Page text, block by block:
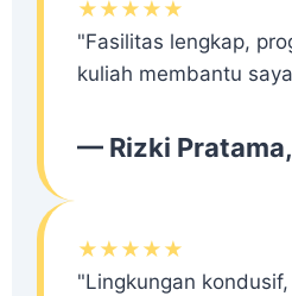
★★★★★
"Fasilitas lengkap,
kuliah membantu
— Rizki
★★★★★
"Lingkungan